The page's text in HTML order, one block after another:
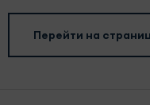
Перейти на